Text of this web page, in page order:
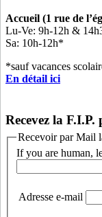
Accueil (1 rue de
Lu-Ve: 9h-12h &
Sa: 10h-12h*
*sauf vacances
En détail ici
Recevez la
Recevoir par Mail
If you are human,
Adresse e-mail